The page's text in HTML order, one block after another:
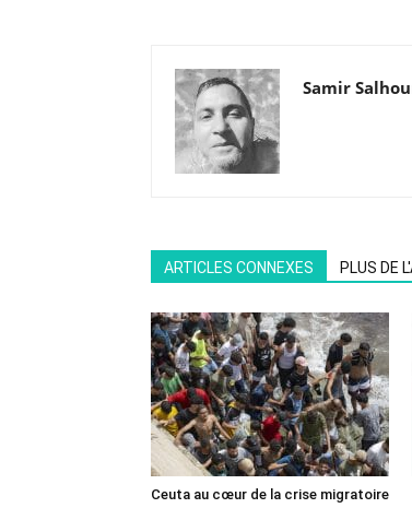
Samir
ARTICLES CONNEXES PLUS DE
Ceuta au cœur de la crise migratoire